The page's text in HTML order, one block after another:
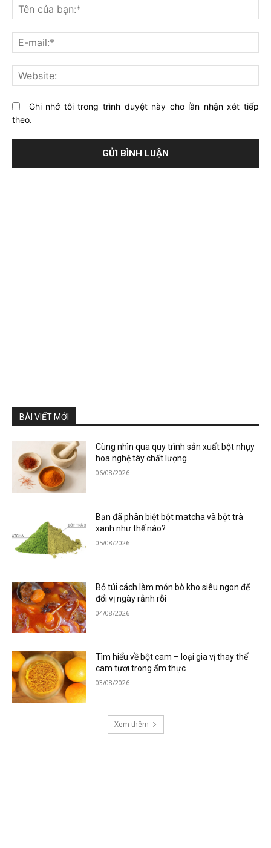
nghĩ
gì
về
bài
viết
này?
Ghi nhớ tôi trong trình duyệt này cho lần nhận xét tiếp
theo.
BÀI VIẾT MỚI
Cùng nhìn qua quy trình sản xuất bột nhụy
hoa nghệ tây chất lượng
06/08/2026
Bạn đã phân biệt bột matcha và bột trà
xanh như thế nào?
05/08/2026
Bỏ túi cách làm món bò kho siêu ngon để
đổi vị ngày rảnh rỗi
04/08/2026
Tìm hiểu về bột cam – loại gia vị thay thế
cam tươi trong ẩm thực
03/08/2026
Xem thêm